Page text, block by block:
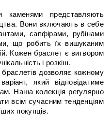
каменями представляють
Вони включають в себе
сапфірами, рубінами
що робить їх вишуканим
Кожен браслет є витвором
і розкіш.
браслетів дозволяє кожному
який відповідатиме
Наша колекція регулярно
всім сучасним тенденціям
покупців.